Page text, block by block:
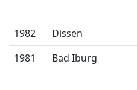
1982 Dissen
1981
Bad Iburg